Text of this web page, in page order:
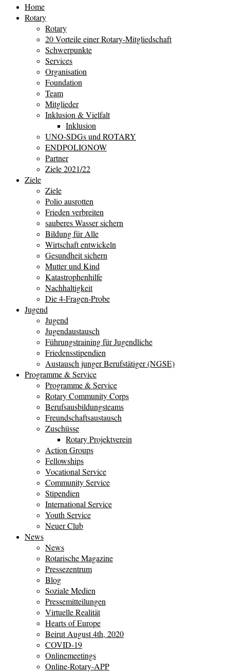
Home
Rotary
Rotary
20 Vorteile einer Rotary-Mitgliedschaft
Schwerpunkte
Services
Organisation
Foundation
Team
Mitglieder
Inklusion & Vielfalt
Inklusion
UNO-SDGs und ROTARY
ENDPOLIONOW
Partner
Ziele 2021/22
Ziele
Ziele
Polio ausrotten
Frieden verbreiten
sauberes Wasser sichern
Bildung für Alle
Wirtschaft entwickeln
Gesundheit sichern
Mutter und Kind
Katastrophenhilfe
Nachhaltigkeit
Die 4-Fragen-Probe
Jugend
Jugend
Jugendaustausch
Führungstraining für Jugendliche
Friedensstipendien
Austausch junger Berufstätiger (NGSE)
Programme & Service
Programme & Service
Rotary Community Corps
Berufsausbildungsteams
Freundschaftsaustausch
Zuschüsse
Rotary Projektverein
Action Groups
Fellowships
Vocational Service
Community Service
Stipendien
International Service
Youth Service
Neuer Club
News
News
Rotarische Magazine
Pressezentrum
Blog
Soziale Medien
Pressemitteilungen
Virtuelle Realität
Hearts of Europe
Beirut August 4th, 2020
COVID-19
Onlinemeetings
Online-Rotary-APP